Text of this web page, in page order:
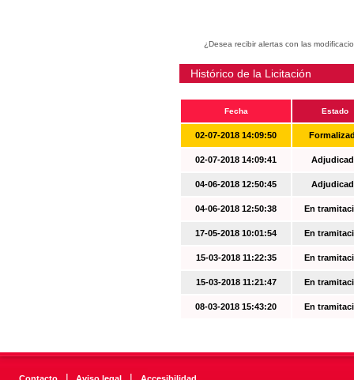
¿Desea recibir alertas con las
Histórico de la Licitación
Fecha Estado
02-07-2018 14:09:50
02-07-2018 14:09:41
04-06-2018 12:50:45
04-06-2018 12:50:38 En
17-05-2018 10:01:54 En
15-03-2018 11:22:35 En
15-03-2018 11:21:47 En
08-03-2018 15:43:20 En